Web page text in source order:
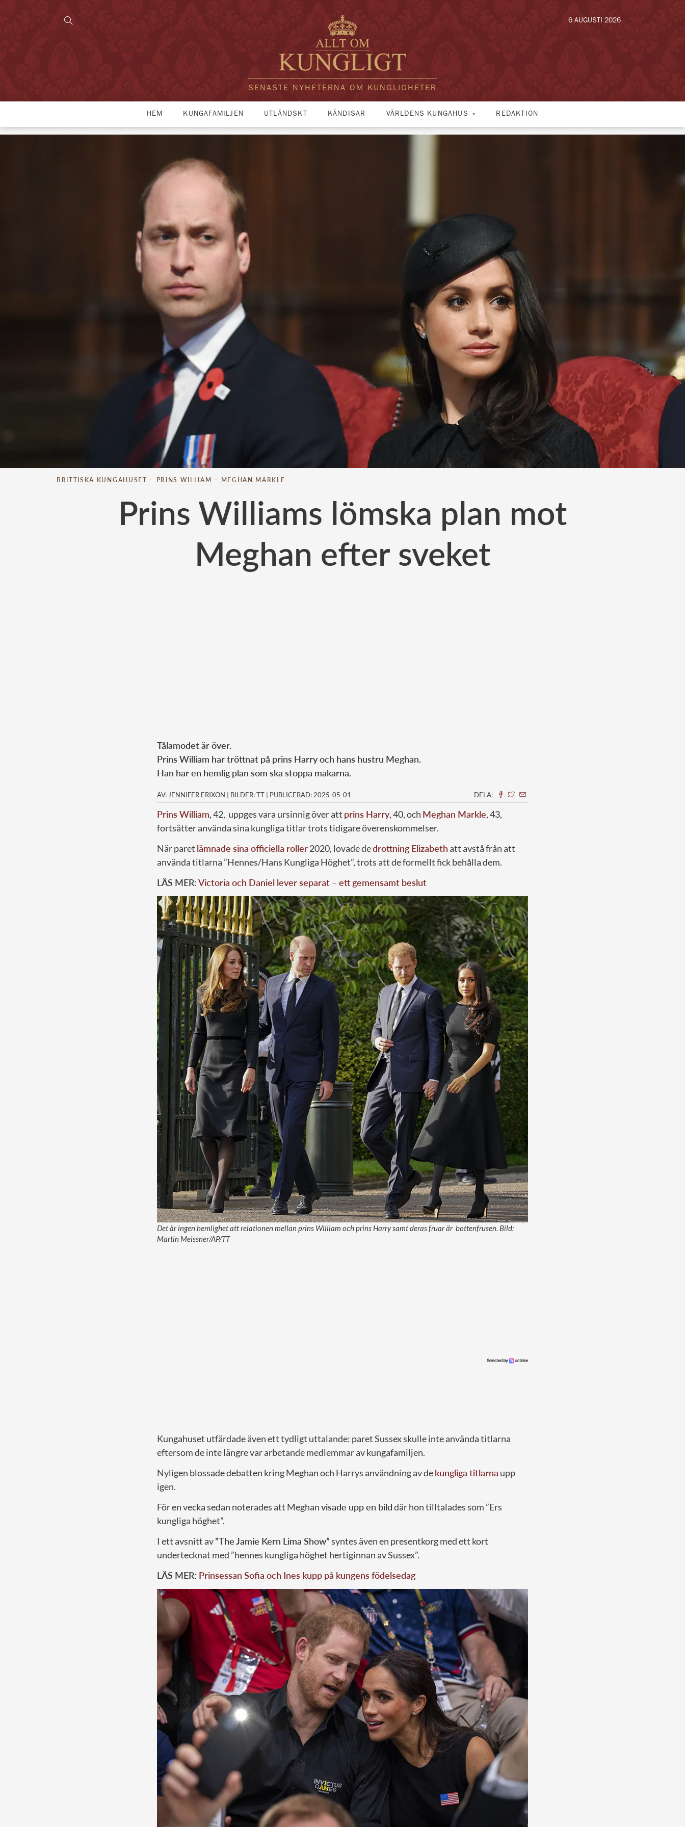
SENASTE NYHETERNA OM KUNGLIGHETER
6 AUGUSTI 2026
HEM KUNGAFAMILJEN UTLÄNDSKT KÄNDISAR VÄRLDENS KUNGAHUS REDAKTION
BRITTISKA KUNGAHUSET – PRINS WILLIAM – MEGHAN MARKLE
Prins Williams lömska plan mot
Meghan efter sveket
Tålamodet är över.
Prins William har tröttnat på prins Harry och hans hustru Meghan.
Han har en hemlig plan som ska stoppa makarna.
AV: JENNIFER ERIXON | BILDER: TT | PUBLICERAD: 2025-05-01 DELA:
Prins William, 42, uppges vara ursinnig över att prins Harry, 40, och Meghan Markle, 43,
fortsätter använda sina kungliga titlar trots tidigare överenskommelser.
När paret lämnade sina officiella roller2020, lovade dedrottning Elizabeth att avstå från att
använda titlarna ”Hennes/Hans Kungliga Höghet”, trots att de formellt fick behålla dem.
LÄS MER:Victoria och Daniel lever separat – ett gemensamt beslut
Det är ingen hemlighet att relationen mellan prins William och prins Harry samt deras fruar är bottenfrusen. Bild:
Martin Meissner/AP/TT
Kungahuset utfärdade även ett tydligt uttalande: paret Sussex skulle inte använda titlarna
eftersom de inte längre var arbetande medlemmar av kungafamiljen.
Nyligen blossade debatten kring Meghan och Harrys användning av dekungliga titlarna upp
igen.
För en vecka sedan noterades att Meghanvisade upp en bilddär hon tilltalades som ”Ers
kungliga höghet”.
I ett avsnitt av”The Jamie Kern Lima Show”syntes även en presentkorg med ett kort
undertecknat med ”hennes kungliga höghet hertiginnan av Sussex”.
LÄS MER: Prinsessan Sofia och Ines kupp på kungens födelsedag